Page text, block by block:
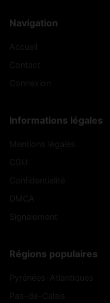
Navigation
Informations légales
Régions populaires